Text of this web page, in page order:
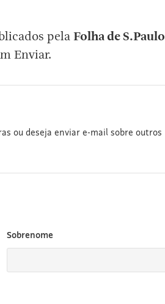
pelaFolha de S.Paulo
Enviar.
ou deseja enviar e-mail sobre outros
Sobrenome